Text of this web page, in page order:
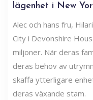
lägenhet i New
Alec och hans fru,
City i Devonshire
miljoner. När deras
deras behov av
skaffa ytterligare
deras växande stam.